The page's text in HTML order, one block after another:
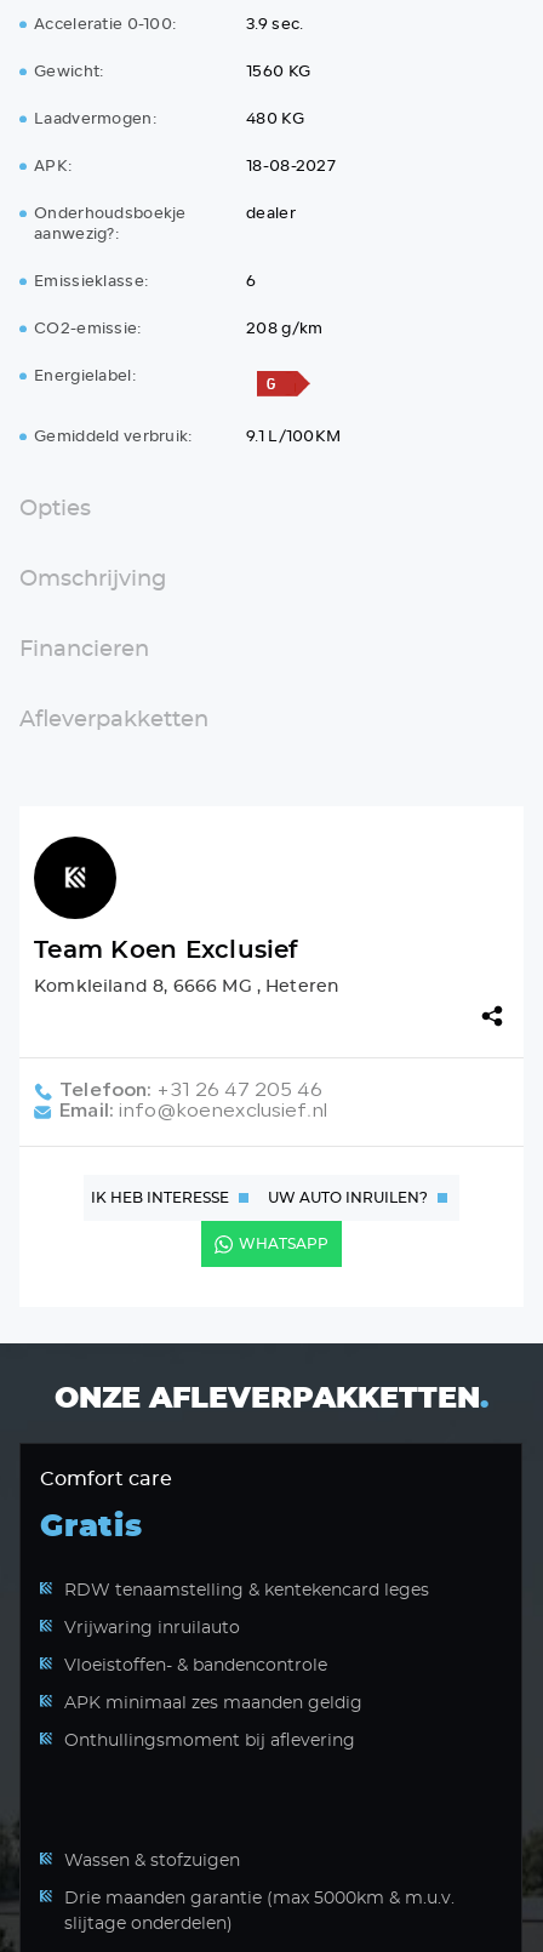
Acceleratie 0-100:
3.9 sec.
Gewicht:
1560 KG
Laadvermogen:
480 KG
APK:
18-08-2027
Onderhoudsboekje
aanwezig?:
dealer
Emissieklasse:
6
CO2-emissie:
208 g/km
Energielabel:
Gemiddeld verbruik: 9.1 L/100KM
Opties
Omschrijving
Financieren
Afleverpakketten
Team Koen Exclusief
Komkleiland 8, 6666 MG , Heteren
Telefoon: +31 26 47 205 46
Email: info@koenexclusief.nl
IK HEB INTERESSE UW AUTO INRUILEN?
WHATSAPP
ONZE AFLEVERPAKKETTEN .
Comfort care
Gratis
RDW tenaamstelling & kentekencard leges
Vrijwaring inruilauto
Vloeistoffen- & bandencontrole
APK minimaal zes maanden geldig
Onthullingsmoment bij aflevering
Wassen & stofzuigen
Drie maanden garantie (max 5000km & m.u.v.
slijtage onderdelen)